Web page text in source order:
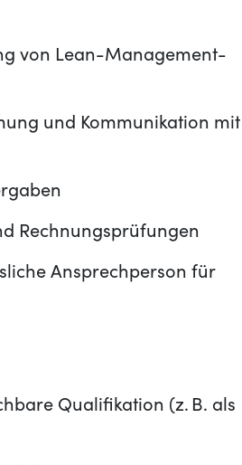
von Lean-Management-
und Kommunikation mit
Rechnungsprüfungen
Ansprechperson für
Qualifikation (z. B. als